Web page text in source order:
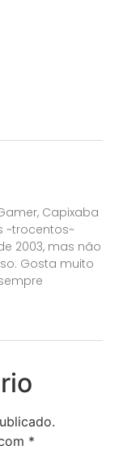
Capixaba
~trocentos~
2003, mas não
Gosta muito
*